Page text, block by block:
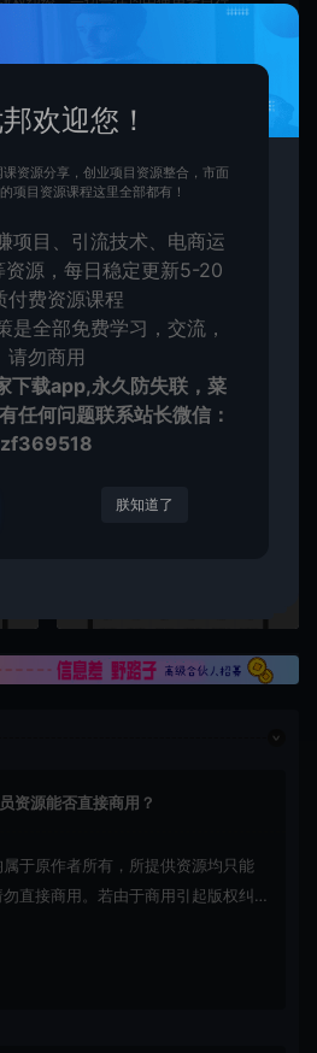
雇员不承担任何法律责任。
【免费项目】京东小程序赏金活动，
16230.html
扫码抽奖必中16元红包
，12年风雨同舟，欢迎您一起缔造！
资源能否直接商用？
于原作者所有，所提供资源均只能
直接商用。若由于商用引起版权纠
欢迎您！
资源分享，创业项目资源整合，市面
项目资源课程这里全部都有！
项目、引流技术、电商运
资源，每日稳定更新5-20
付费资源课程
是全部免费学习，交流，
请勿商用
下载app,永久防失联，菜
任何问题联系站长微信：
zf369518
朕知道了